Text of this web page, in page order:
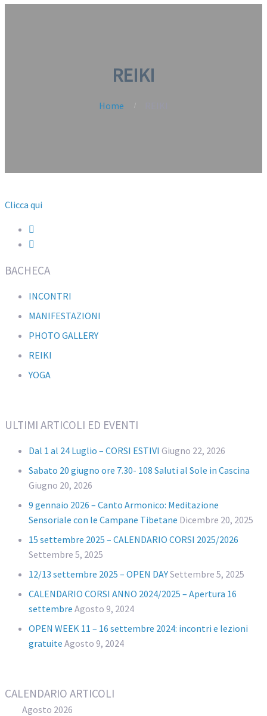
REIKI
Home
Clicca qui
BACHECA
INCONTRI
MANIFESTAZIONI
PHOTO GALLERY
REIKI
YOGA
ULTIMI ARTICOLI ED EVENTI
Dal 1 al 24 Luglio – CORSI ESTIVI Giugno 22, 2026
Sabato 20 giugno ore 7.30- 108 Saluti al Sole in Cascina
Giugno 20, 2026
9 gennaio 2026 – Canto Armonico: Meditazione
Sensoriale con le Campane Tibetane Dicembre 20, 2025
15 settembre 2025 – CALENDARIO CORSI 2025/2026
Settembre 5, 2025
12/13 settembre 2025 – OPEN DAYSettembre 5, 2025
CALENDARIO CORSI ANNO 2024/2025 – Apertura 16
settembre Agosto 9, 2024
OPEN WEEK 11 – 16 settembre 2024: incontri e lezioni
gratuite Agosto 9, 2024
CALENDARIO ARTICOLI
Agosto 2026